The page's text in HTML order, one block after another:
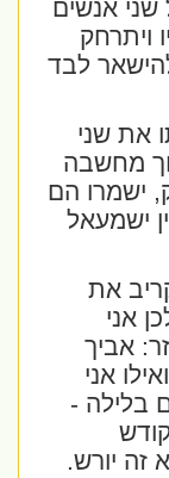
אנשים
לבד
שני
מחשבה
הם
ישמעאל
את
אני
אביך
אני
-
יורש.